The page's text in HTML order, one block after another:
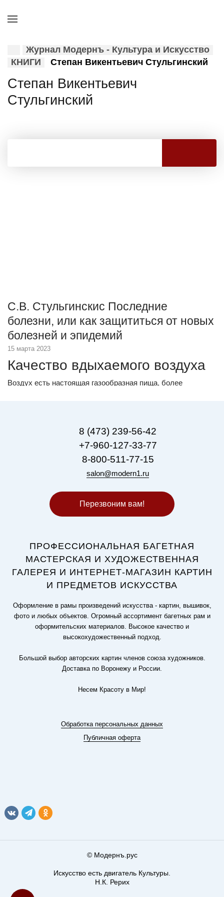
Журнал Модернъ - Культура и Искусство
КНИГИ
Степан Викентьевич Стульгинский
Степан Викентьевич
Стульгинский
С.В. Стульгинскис Последние
болезни, или как защититься от новых
болезней и эпидемий
15 марта 2023
Качество вдыхаемого воздуха
Воздух есть настоящая газообразная пища, более
вдыхаемого воздуха имеет огромное влияние на состояние
8 (473) 239-56-42
+7-960-127-33-77
8-800-511-77-15
salon@modern1.ru
Перезвоним вам!
ПРОФЕССИОНАЛЬНАЯ БАГЕТНАЯ
МАСТЕРСКАЯ И ХУДОЖЕСТВЕННАЯ
ГАЛЕРЕЯ И ИНТЕРНЕТ-МАГАЗИН КАРТИН
И ПРЕДМЕТОВ ИСКУССТВА
Оформление в рамы произведений искусства - картин, вышивок,
фото и любых объектов. Огромный ассортимент багетных рам и
оформительских материалов. Высокое качество и
высокохудожественный подход.
Большой выбор авторских картин членов союза художников.
Доставка по Воронежу и России.
Несем Красоту в Мир!
Обработка персональных данных
Публичная оферта
© Модернъ.рус
Искусство есть двигатель Культуры.
Н.К. Рерих